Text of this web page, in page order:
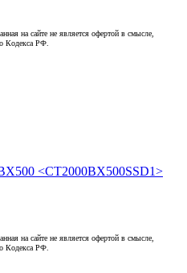
на сайте не является офертой в смысле,
Кодекса РФ.
<CT2000BX500SSD1>
на сайте не является офертой в смысле,
Кодекса РФ.